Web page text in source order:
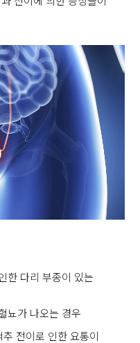
한 다리 부종이 있는
뇨가 나오는 경우
전이로 인한 요통이